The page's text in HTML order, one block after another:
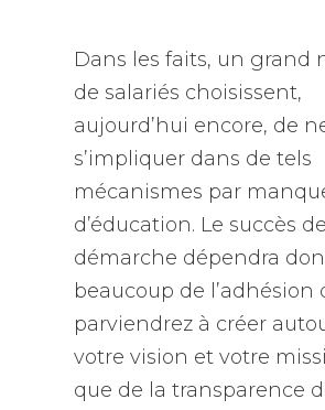
Dans les faits, un grand
de salariés choisissent,
aujourd’hui encore, de
s’impliquer dans de tels
mécanismes par
d’éducation. Le succès
démarche dépendra
beaucoup de l’adhésion
parviendrez à créer
votre vision et votre
que de la transparence